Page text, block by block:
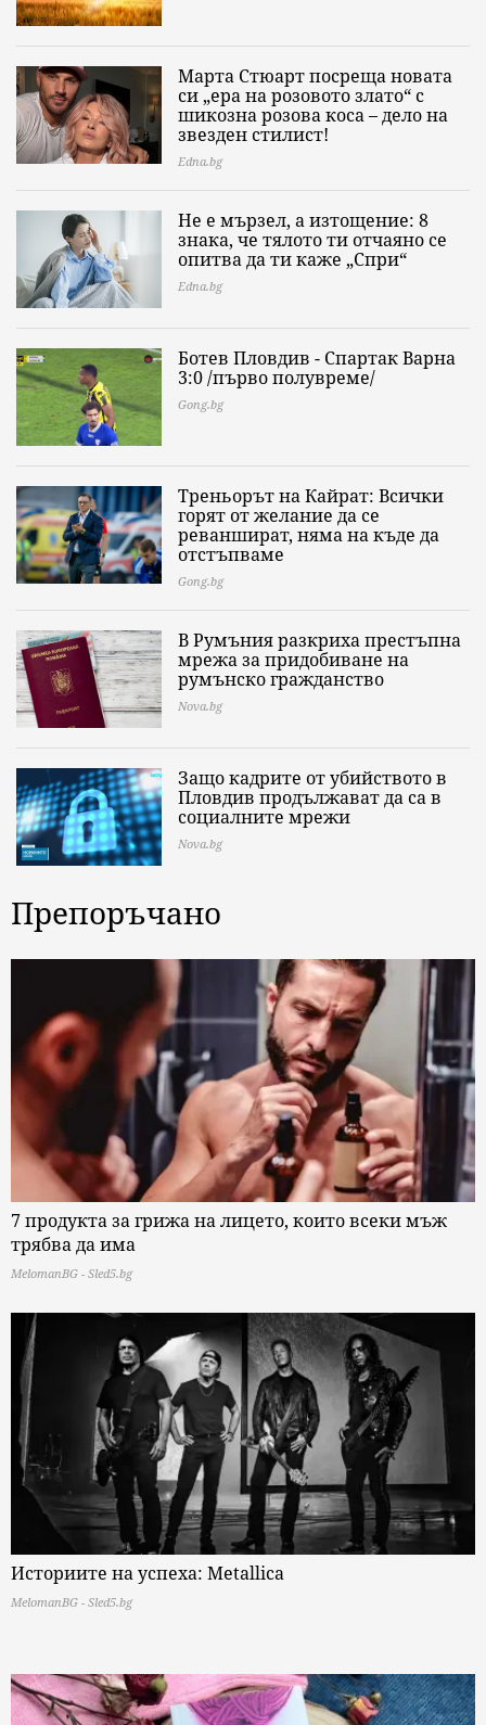
Марта Стюарт посреща новата
си „ера на розовото злато“ с
шикозна розова коса – дело на
звезден стилист!
Edna.bg
Не е мързел, а изтощение: 8
знака, че тялото ти отчаяно се
опитва да ти каже „Спри“
Edna.bg
Ботев Пловдив - Спартак Варна
3:0 /първо полувреме/
Gong.bg
Треньорът на Кайрат: Всички
горят от желание да се
реваншират, няма на къде да
отстъпваме
Gong.bg
В Румъния разкриха престъпна
мрежа за придобиване на
румънско гражданство
Nova.bg
Защо кадрите от убийството в
Пловдив продължават да са в
социалните мрежи
Nova.bg
Препоръчано
7 продукта за грижа на лицето, които всеки мъж
трябва да има
MelomanBG - Sled5.bg
Историите на успеха: Metallica
MelomanBG - Sled5.bg